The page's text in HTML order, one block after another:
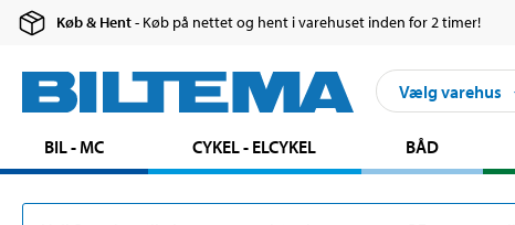
Køb & Hent- Køb på nettet og hent i varehuset inden for 2 timer!
Vælg varehus
BIL - MC CYKEL - ELCYKEL BÅD